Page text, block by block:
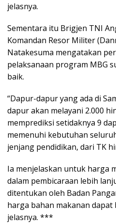
jelasnya.
Sementara itu Brigjen TNI
Komandan Resor Militer
Natakesuma mengatakan
pelaksanaan program MBG
baik.
“Dapur-dapur yang ada di
dapur akan melayani 2.000
memprediksi setidaknya 9
memenuhi kebutuhan
jenjang pendidikan, dari TK
Ia menjelaskan untuk harga
dalam pembicaraan lebih
ditentukan oleh Badan
harga bahan makanan dapat
jelasnya. ***